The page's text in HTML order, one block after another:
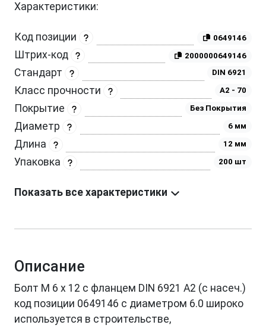
Характеристики:
Код позиции 0649146
Штрих-код 2000000649146
Стандарт DIN 6921
Класс прочности A2 - 70
Покрытие Без Покрытия
Диаметр 6 мм
Длина 12 мм
Упаковка 200 шт
Показать все характеристики
Описание
Болт М 6 х 12 с фланцем DIN 6921 A2 (с насеч.)
код позиции 0649146 с диаметром 6.0 широко
используется в строительстве,